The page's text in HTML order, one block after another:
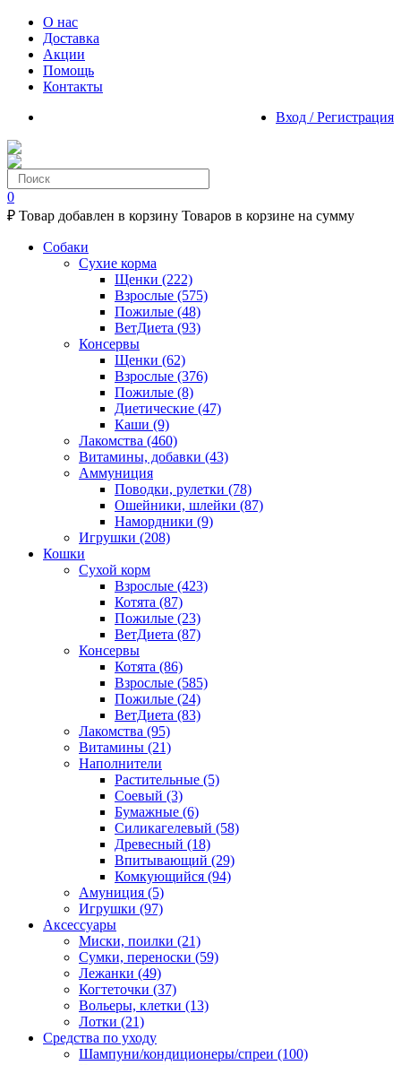
О нас
Доставка
Акции
Помощь
Контакты
Вход / Регистрация
0
₽ Товар добавлен в корзину Товаров в корзине на сумму
Собаки
Сухие корма
Щенки (222)
Взрослые (575)
Пожилые (48)
ВетДиета (93)
Консервы
Щенки (62)
Взрослые (376)
Пожилые (8)
Диетические (47)
Каши (9)
Лакомства (460)
Витамины, добавки (43)
Аммуниция
Поводки, рулетки (78)
Ошейники, шлейки (87)
Намордники (9)
Игрушки (208)
Кошки
Сухой корм
Взрослые (423)
Котята (87)
Пожилые (23)
ВетДиета (87)
Консервы
Котята (86)
Взрослые (585)
Пожилые (24)
ВетДиета (83)
Лакомства (95)
Витамины (21)
Наполнители
Растительные (5)
Соевый (3)
Бумажные (6)
Силикагелевый (58)
Древесный (18)
Впитывающий (29)
Комкующийся (94)
Амуниция (5)
Игрушки (97)
Аксессуары
Миски, поилки (21)
Сумки, переноски (59)
Лежанки (49)
Когтеточки (37)
Вольеры, клетки (13)
Лотки (21)
Средства по уходу
Шампуни/кондиционеры/спреи (100)